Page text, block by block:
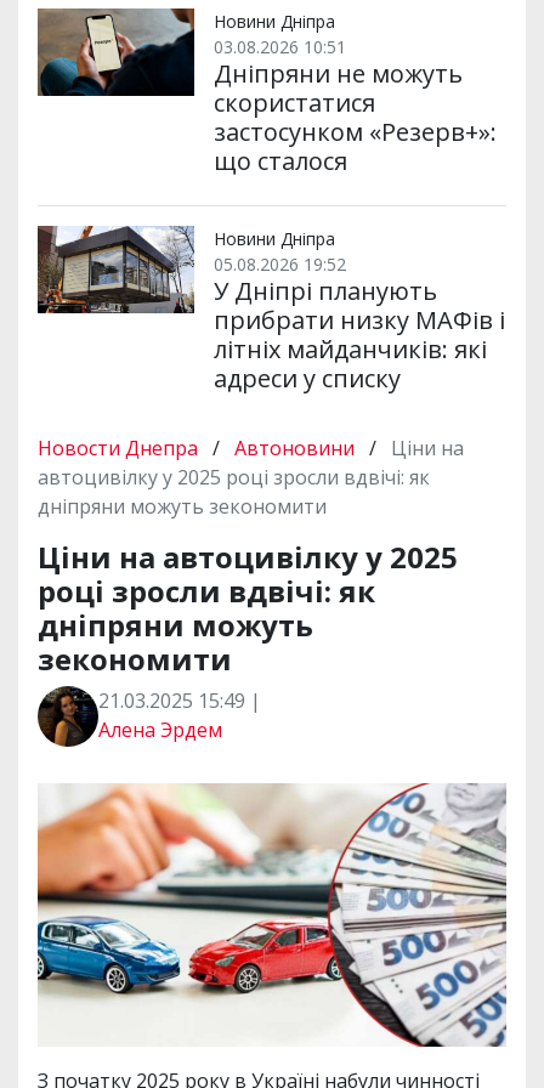
Новини Дніпра
03.08.2026 10:51
Дніпряни не можуть
скористатися
застосунком «Резерв+»:
що сталося
Новини Дніпра
05.08.2026 19:52
У Дніпрі планують
прибрати низку МАФів і
літніх майданчиків: які
адреси у списку
Новости Днепра / Автоновини / Ціни на
автоцивілку у 2025 році зросли вдвічі: як
дніпряни можуть зекономити
Ціни на автоцивілку у 2025
році зросли вдвічі: як
дніпряни можуть
зекономити
21.03.2025 15:49 |
Алена Эрдем
З початку 2025 року в Україні набули чинності